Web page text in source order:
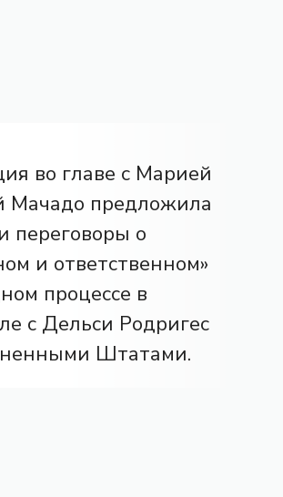
во главе с Марией
Мачадо предложила
переговоры о
и ответственном»
процессе в
с Дельси Родригес
Штатами.